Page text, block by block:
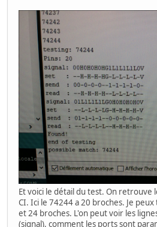
Et voici le détail du test. On retrouve
CI. Ici le 74244 a 20 broches. Je
et 24 broches. L'on peut voir les
(signal), comment les ports sont